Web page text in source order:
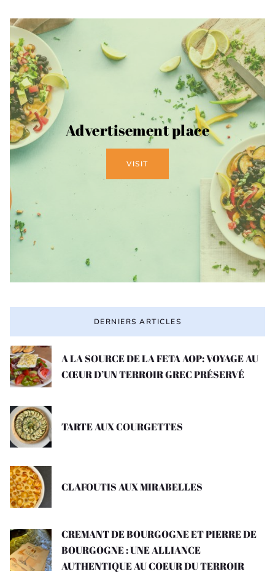
Advertisement place
VISIT
DERNIERS ARTICLES
A LA SOURCE DE LA FETA AOP: VOYAGE AU
CŒUR D’UN TERROIR GREC PRÉSERVÉ
TARTE AUX COURGETTES
CLAFOUTIS AUX MIRABELLES
CREMANT DE BOURGOGNE ET PIERRE DE
BOURGOGNE : UNE ALLIANCE
AUTHENTIQUE AU COEUR DU TERROIR